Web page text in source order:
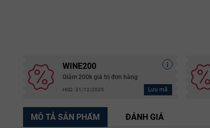
WINE200
Giảm 200k giá trị đơn hàng
HSD: 31/12/2025 Lưu mã
MÔ TẢ SẢN PHẨM ĐÁNH GIÁ